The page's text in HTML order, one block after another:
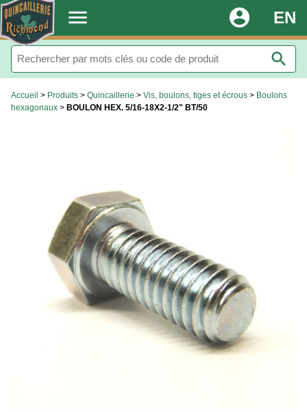
. menu EN
account_circle
search
Accueil > Produits > Quincaillerie > Vis, boulons, tiges et écrous > Boulons
hexagonaux > BOULON HEX. 5/16-18X2-1/2" BT/50